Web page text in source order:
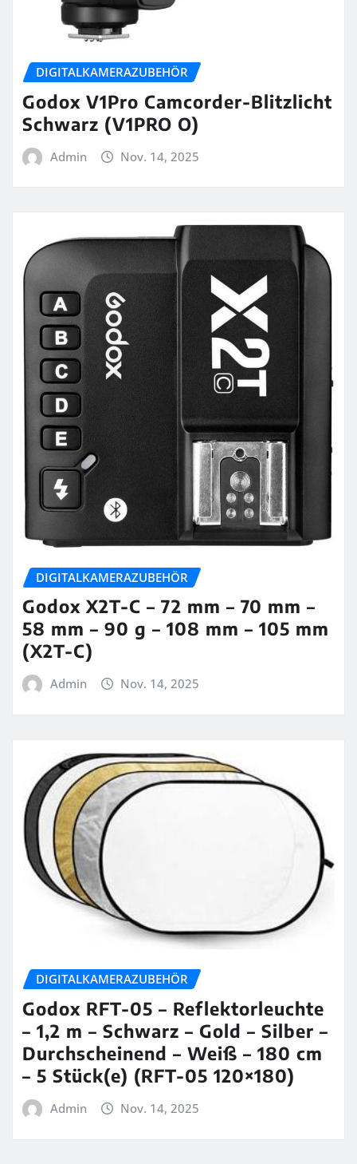
DIGITALKAMERAZUBEHÖR
Godox V1Pro Camcorder-Blitzlicht
Schwarz (V1PRO O)
Admin Nov. 14, 2025
DIGITALKAMERAZUBEHÖR
Godox X2T-C – 72 mm – 70 mm –
58 mm – 90 g – 108 mm – 105 mm
(X2T-C)
Admin Nov. 14, 2025
DIGITALKAMERAZUBEHÖR
Godox RFT-05 – Reflektorleuchte
– 1,2 m – Schwarz – Gold – Silber –
Durchscheinend – Weiß – 180 cm
– 5 Stück(e) (RFT-05 120×180)
Admin Nov. 14, 2025